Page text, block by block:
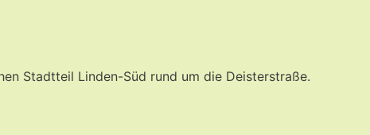
Stadtteil Linden-Süd rund um die Deisterstraße.